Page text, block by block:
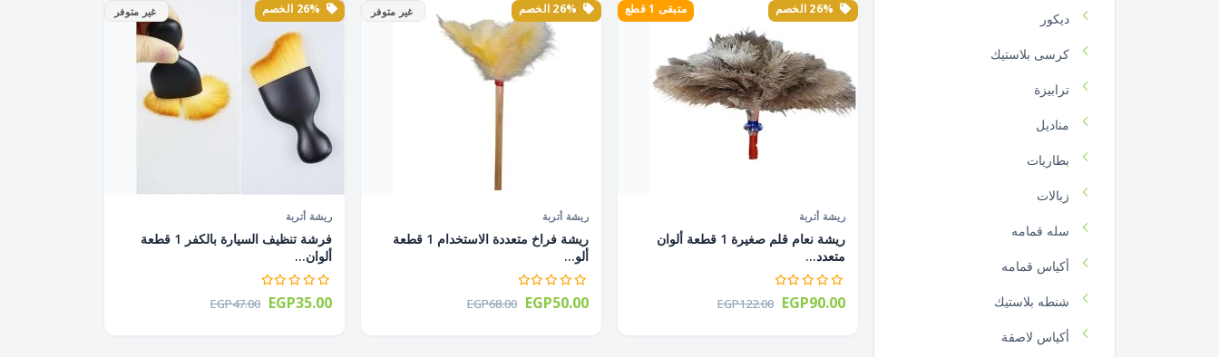
متبقى 1 قطع
ريشة أتربة
ريشة نعام قلم صغيرة 1 قطعة ألوان
متعدد...
EGP122.00 EGP90.00
غير متوفر
ريشة أتربة
ريشة فراخ متعددة الاستخدام 1 قطعة
ألو...
EGP68.00 EGP50.00
غير متوفر
ريشة أتربة
فرشة تنظيف السيارة بالكفر 1 قطعة
ألوان...
EGP47.00 EGP35.00
ديكور
كرسى بلاستيك
ترابيزة
مناديل
بطاريات
زبالات
سله قمامه
أكياس قمامه
شنطه بلاستيك
أكياس لاصقة